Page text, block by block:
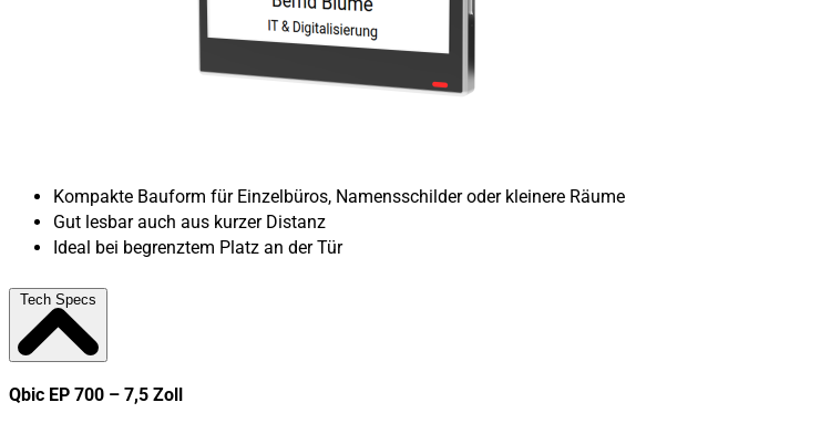
Kompakte Bauform für Einzelbüros, Namensschilder oder kleinere Räume
Gut lesbar auch aus kurzer Distanz
Ideal bei begrenztem Platz an der Tür
Tech Specs
Qbic EP 700 – 7,5 Zoll